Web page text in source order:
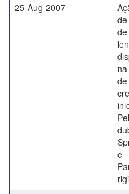
25-Aug-2007
e